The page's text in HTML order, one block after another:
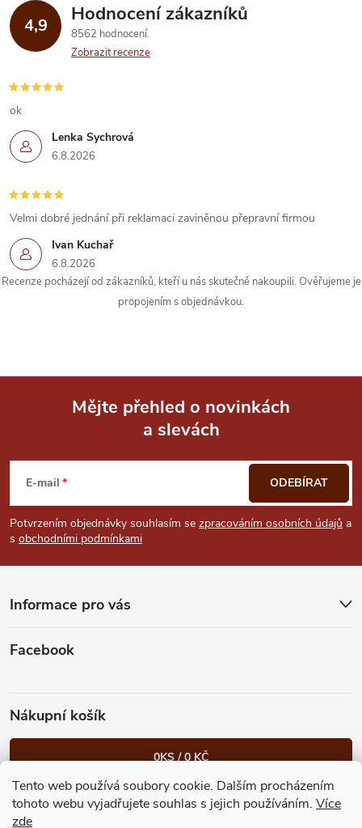
Tento web používá soubory cookie. Dalším procházením
tohoto webu vyjadřujete souhlas s jejich používáním. Více
zde
d
a
c
í
p
r
v
k
y
p
4,9 Hodnocení zákazníků
8562 hodnocení
Zobrazit recenze
Lenka Sychrová
6.8.2026
ok
Ivan Kuchař
6.8.2026
Velmi dobré jednání při reklamaci zaviněnou přepravní firmou
Recenze pocházejí od zákazníků, kteří u nás skutečně nakoupili. Ověřujeme je
propojením s objednávkou.
p
a
Mějte přehled o novinkách
a slevách
E-mail
Potvrzením objednávky souhlasím se zpracováním osobních údajů a
s obchodními podmínkami
ODEBÍRAT
Informace pro vás
Facebook
Nákupní košík
0KS /0 KČ
Heureka.cz Facebook Instagram Bonvolo - přidej se taky